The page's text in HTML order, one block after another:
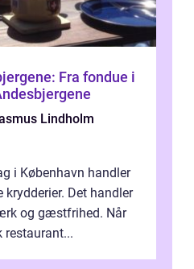
Fra fondue i
Lindholm
i København handler
Det handler
og gæstfrihed. Når
restaurant...